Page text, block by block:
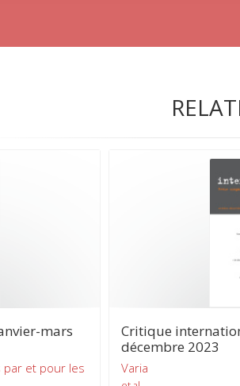
mars
par et pour les
Critique
décembre 2023
Varia